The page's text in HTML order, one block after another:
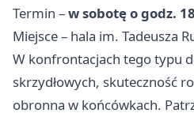
Termin –w sobotę o godz. 18
Miejsce – hala im. Tadeusza
W konfrontacjach tego typu
skrzydłowych, skuteczność
obronna w końcówkach.